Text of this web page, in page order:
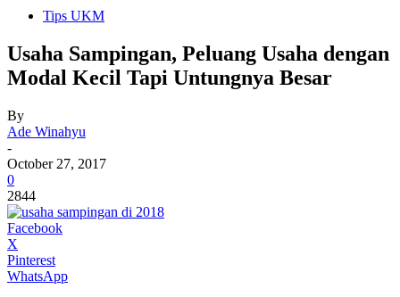
Tips UKM
Usaha Sampingan, Peluang Usaha dengan
Modal Kecil Tapi Untungnya Besar
By
Ade Winahyu
-
October 27, 2017
0
2844
Facebook
X
Pinterest
WhatsApp